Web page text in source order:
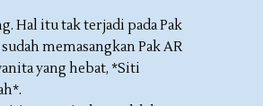
Hal itu tak terjadi pada Pak
memasangkan Pak AR
yang hebat, *Siti